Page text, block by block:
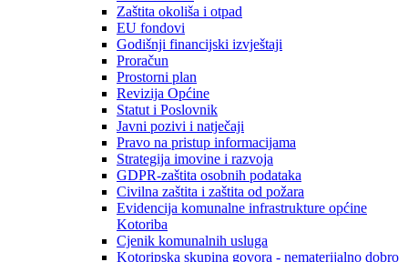
Zaštita okoliša i otpad
EU fondovi
Godišnji financijski izvještaji
Proračun
Prostorni plan
Revizija Općine
Statut i Poslovnik
Javni pozivi i natječaji
Pravo na pristup informacijama
Strategija imovine i razvoja
GDPR-zaštita osobnih podataka
Civilna zaštita i zaštita od požara
Evidencija komunalne infrastrukture općine
Kotoriba
Cjenik komunalnih usluga
Kotoripska skupina govora - nematerijalno dobro